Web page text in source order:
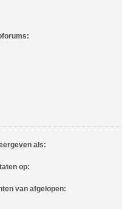
als:
op:
van afgelopen: